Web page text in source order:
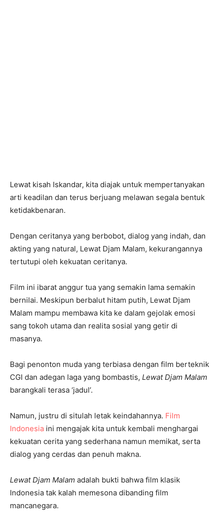
Lewat kisah Iskandar, kita diajak untuk mempertanyakan
arti keadilan dan terus berjuang melawan segala bentuk
ketidakbenaran.
Dengan ceritanya yang berbobot, dialog yang indah, dan
akting yang natural, Lewat Djam Malam, kekurangannya
tertutupi oleh kekuatan ceritanya.
Film ini ibarat anggur tua yang semakin lama semakin
bernilai. Meskipun berbalut hitam putih, Lewat Djam
Malam mampu membawa kita ke dalam gejolak emosi
sang tokoh utama dan realita sosial yang getir di
masanya.
Bagi penonton muda yang terbiasa dengan film berteknik
CGI dan adegan laga yang bombastis, Lewat Djam Malam
barangkali terasa ‘jadul’.
Namun, justru di situlah letak keindahannya. Film
Indonesia ini mengajak kita untuk kembali menghargai
kekuatan cerita yang sederhana namun memikat, serta
dialog yang cerdas dan penuh makna.
Lewat Djam Malam adalah bukti bahwa film klasik
Indonesia tak kalah memesona dibanding film
mancanegara.